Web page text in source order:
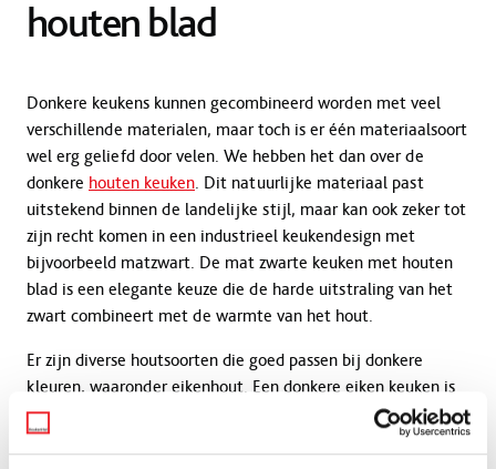
houten blad
Donkere keukens kunnen gecombineerd worden met veel
verschillende materialen, maar toch is er één materiaalsoort
wel erg geliefd door velen. We hebben het dan over de
donkere houten keuken. Dit natuurlijke materiaal past
uitstekend binnen de landelijke stijl, maar kan ook zeker tot
zijn recht komen in een industrieel keukendesign met
bijvoorbeeld matzwart. De mat zwarte keuken met houten
blad is een elegante keuze die de harde uitstraling van het
zwart combineert met de warmte van het hout.
Er zijn diverse houtsoorten die goed passen bij donkere
kleuren, waaronder eikenhout. Een donkere eiken keuken is
functioneel, doordat deze goed bestand is tegen het
dagelijkse gebruik. Ons ervaren team helpt u graag met het